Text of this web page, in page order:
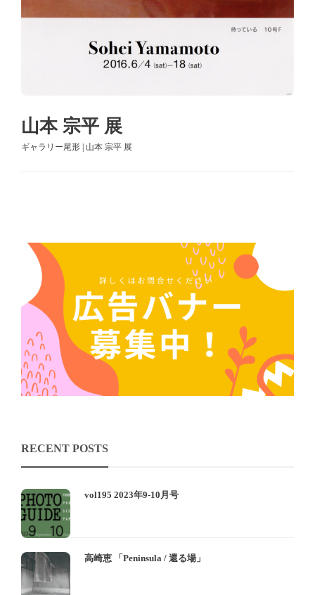
山本 宗平 展
ギャラリー尾形 | 山本 宗平 展
RECENT POSTS
vol195 2023年9-10月号
高崎恵 「Peninsula / 還る場」